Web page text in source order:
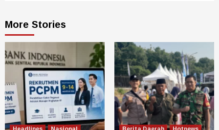
More Stories